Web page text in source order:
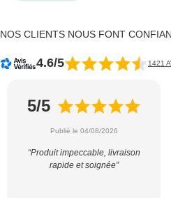
NOS CLIENTS NOUS FONT
4.6/5 1421
5/5
Publié le 04/08/2026
“Produit impeccable, livraison
rapide et soignée”